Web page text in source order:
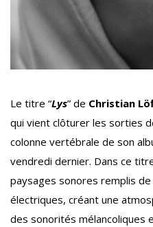
Le titre “Lys” de Christian
qui vient clôturer les sorties
colonne vertébrale de son
vendredi dernier. Dans ce
paysages sonores remplis
électriques, créant une
des sonorités mélancoliques